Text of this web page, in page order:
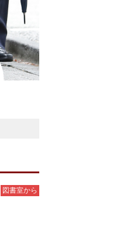
図書室から